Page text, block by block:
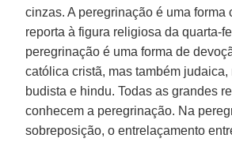
cinzas. A peregrinação é uma forma
reporta à figura religiosa da quarta-
peregrinação é uma forma de
católica cristã, mas também judaica,
budista e hindu. Todas as grandes
conhecem a peregrinação. Na
sobreposição, o entrelaçamento